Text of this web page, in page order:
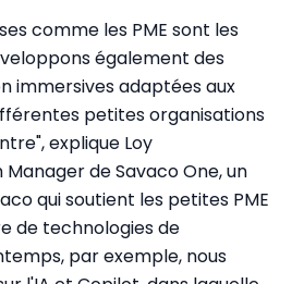
comme les PME sont les
également des
immersives adaptées aux
petites organisations
explique Loy
de Savaco One, un
qui soutient les petites PME
de technologies de
par exemple, nous